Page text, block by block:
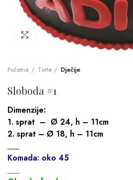
Click to enlarge
Početna Torte Dječije
Sloboda #1
Dimenzije:
1. sprat – Ø 24, h – 11cm
2. sprat – Ø 18, h – 11cm
___
Komada: oko 45